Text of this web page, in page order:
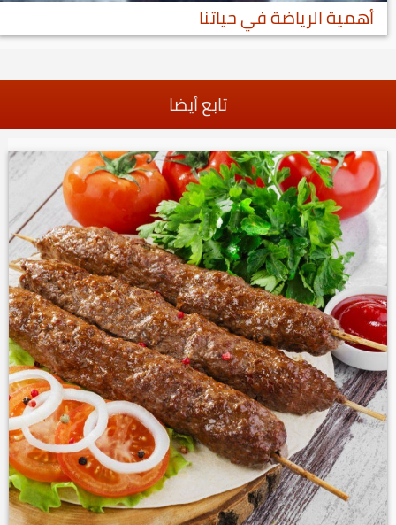
أهمية الرياضة في حياتنا
تابع أيضا